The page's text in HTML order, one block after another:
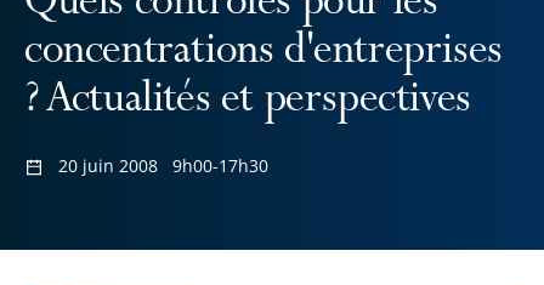
concentrations d'entreprises
? Actualités et perspectives
20 juin 2008 9h00-17h30